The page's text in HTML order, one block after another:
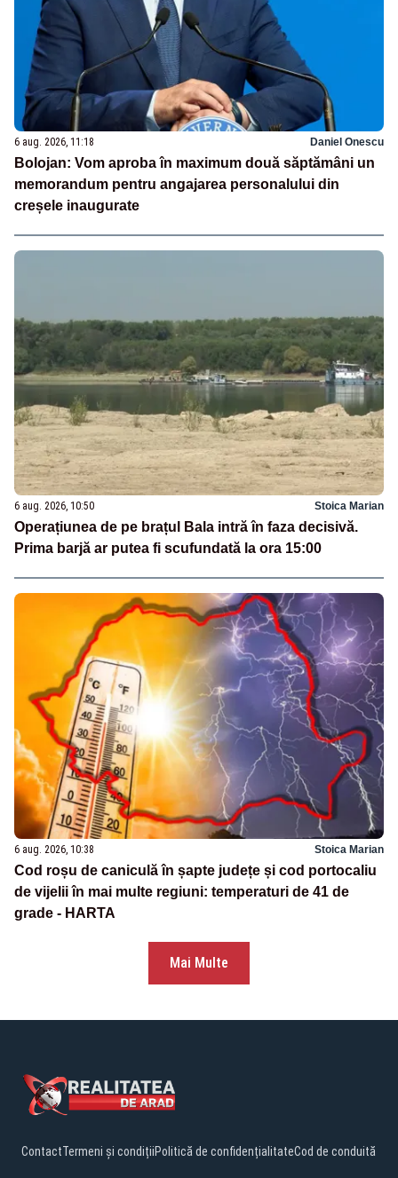
6 aug. 2026, 11:18 Daniel Onescu
Bolojan: Vom aproba în maximum două săptămâni un
memorandum pentru angajarea personalului din
creșele inaugurate
6 aug. 2026, 10:50 Stoica Marian
Operațiunea de pe brațul Bala intră în faza decisivă.
Prima barjă ar putea fi scufundată la ora 15:00
6 aug. 2026, 10:38 Stoica Marian
Cod roșu de caniculă în șapte județe și cod portocaliu
de vijelii în mai multe regiuni: temperaturi de 41 de
grade - HARTA
Mai Multe
ContactTermeni și condițiiPolitică de confidențialitateCod de conduită